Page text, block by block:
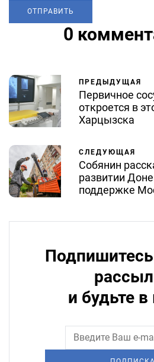
0
ПРЕДЫДУЩАЯ
Первичное
откроется в
Харцызска
СЛЕДУЮЩАЯ
Собянин
развитии
поддержке
и будьте в